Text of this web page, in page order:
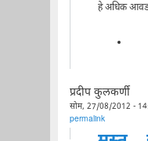
हे अधिक
प्रदीप कुलकर्णी
सोम, 27/08/2012 -
permalink